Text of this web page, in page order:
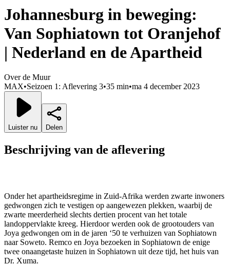
Johannesburg in beweging:
Van Sophiatown tot Oranjehof
| Nederland en de Apartheid
Over de Muur
MAX•Seizoen 1: Aflevering 3•35 min•ma 4 december 2023
Luister nu Delen
Beschrijving van de aflevering
Onder het apartheidsregime in Zuid-Afrika werden zwarte inwoners
gedwongen zich te vestigen op aangewezen plekken, waarbij de
zwarte meerderheid slechts dertien procent van het totale
landoppervlakte kreeg. Hierdoor werden ook de grootouders van
Joya gedwongen om in de jaren ‘50 te verhuizen van Sophiatown
naar Soweto. Remco en Joya bezoeken in Sophiatown de enige
twee onaangetaste huizen in Sophiatown uit deze tijd, het huis van
Dr. Xuma.